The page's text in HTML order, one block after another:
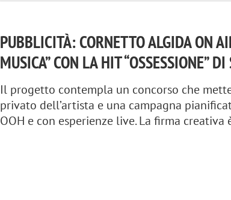
PUBBLICITÀ: CORNETTO ALGIDA ON
MUSICA” CON LA HIT “OSSESSIONE”
Il progetto contempla un concorso che
privato dell’artista e una campagna
OOH e con esperienze live. La firma